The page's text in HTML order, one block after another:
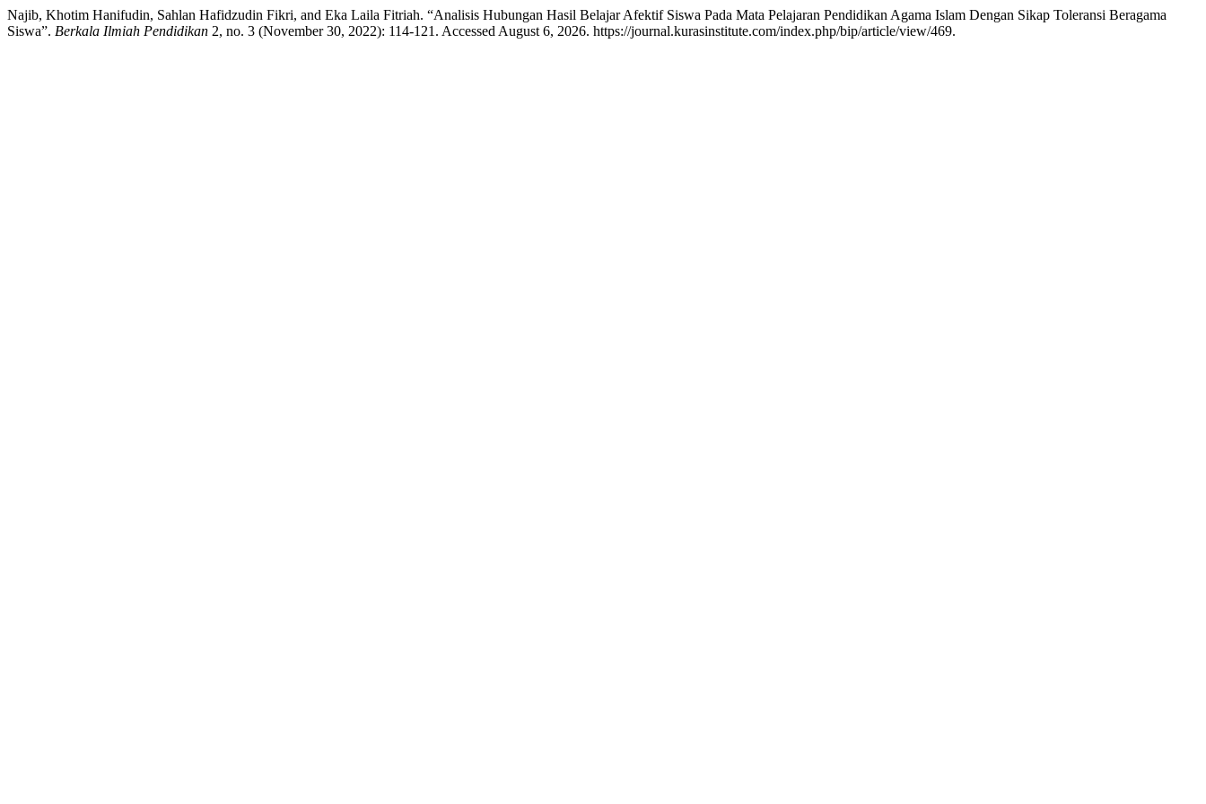
Najib, Khotim Hanifudin, Sahlan Hafidzudin Fikri, and Eka Laila Fitriah. “Analisis Hubungan Hasil Belajar Afektif Siswa Pada Mata Pelajaran Pendidikan Agama Islam Dengan Sikap Toleransi Beragama
Siswa”. Berkala Ilmiah Pendidikan 2, no. 3 (November 30, 2022): 114-121. Accessed August 6, 2026. https://journal.kurasinstitute.com/index.php/bip/article/view/469.